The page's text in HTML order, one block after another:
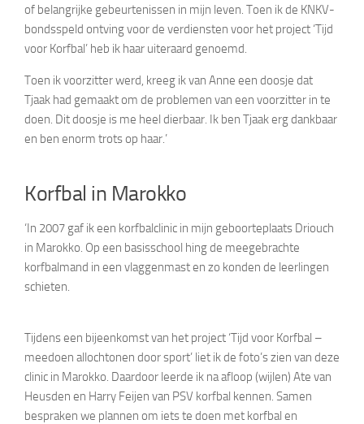
of belangrijke gebeurtenissen in mijn leven. Toen ik de KNKV-
bondsspeld ontving voor de verdiensten voor het project ‘Tijd
voor Korfbal’ heb ik haar uiteraard genoemd.
Toen ik voorzitter werd, kreeg ik van Anne een doosje dat
Tjaak had gemaakt om de problemen van een voorzitter in te
doen. Dit doosje is me heel dierbaar. Ik ben Tjaak erg dankbaar
en ben enorm trots op haar.’
Korfbal in Marokko
‘In 2007 gaf ik een korfbalclinic in mijn geboorteplaats Driouch
in Marokko. Op een basisschool hing de meegebrachte
korfbalmand in een vlaggenmast en zo konden de leerlingen
schieten.
Tijdens een bijeenkomst van het project ‘Tijd voor Korfbal –
meedoen allochtonen door sport’ liet ik de foto’s zien van deze
clinic in Marokko. Daardoor leerde ik na afloop (wijlen) Ate van
Heusden en Harry Feijen van PSV korfbal kennen. Samen
bespraken we plannen om iets te doen met korfbal en